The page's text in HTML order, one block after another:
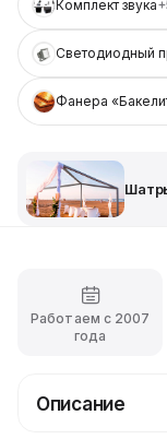
Комплект звука
Светодиодный
Фанера
Работаем с 2007
года
Описание